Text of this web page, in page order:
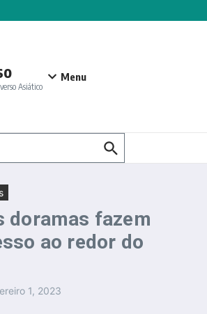
Asiático
Menu
doramas fazem
ao redor do
1, 2023